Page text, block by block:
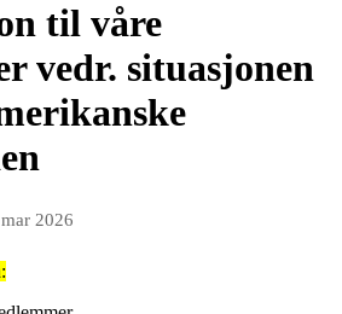
til våre
vedr. situasjonen
2026